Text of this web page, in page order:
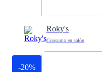
Roky's
Consumo en salón
-20%